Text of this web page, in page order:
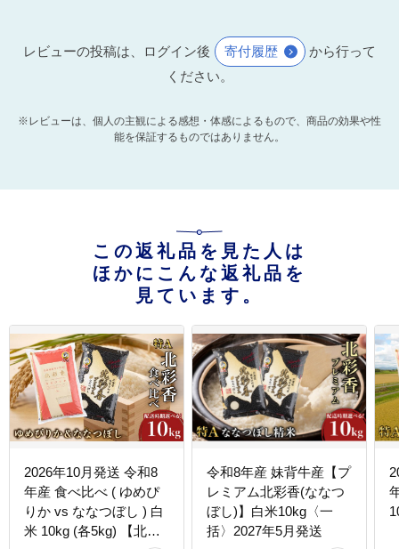
レビューの投稿は、ログイン後 寄付履歴
から行って
ください。
※レビューは、個人の主観による感想・体感によるもので、商品の効果や性
能を保証するものではありません。
この返礼品を見た人は
ほかにこんな返礼品を
見ています。
2026年10月発送 令和8
年産 食べ比べ ( ゆめぴ
りか vs ななつぼし ) 白
米 10kg (各5kg) 【北彩
令和8年産 妹背牛産【プ
レミアム北彩香(ななつ
ぼし)】白米10kg〈一
括〉2027年5月発送